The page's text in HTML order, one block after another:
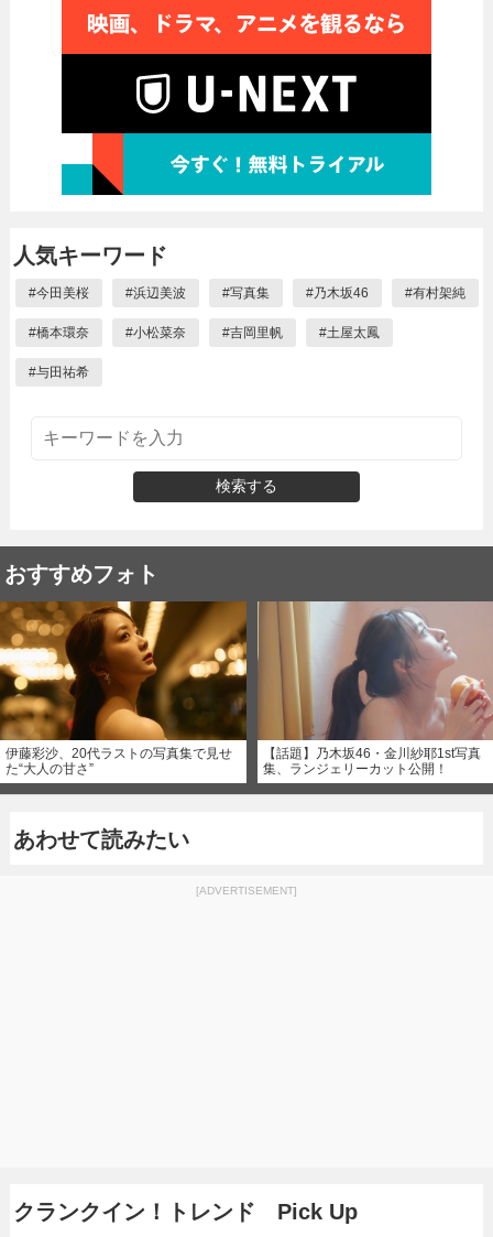
人気キーワード
#今田美桜 #浜辺美波 #写真集 #乃木坂46 #有村架純
#橋本環奈 #小松菜奈 #吉岡里帆 #土屋太鳳
#与田祐希
検索する
おすすめフォト
伊藤彩沙、20代ラストの写真集で見せ
た“大人の甘さ”
【話題】乃木坂46・金川紗耶1st写真
集、ランジェリーカット公開！
あわせて読みたい
[ADVERTISEMENT]
クランクイン！トレンド Pick Up